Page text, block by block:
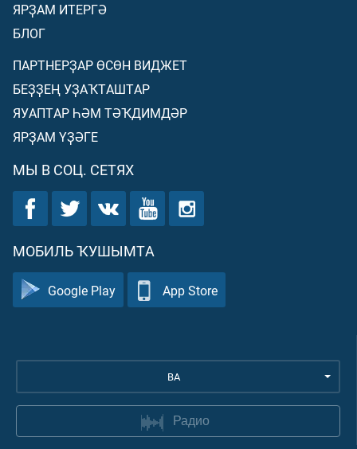
ЯРҘАМ ИТЕРГӘ
БЛОГ
ПАРТНЕРҘАР ӨСӨН ВИДЖЕТ
БЕҘҘЕҢ УҘАҠТАШТАР
ЯУАПТАР ҺӘМ ТӘҠДИМДӘР
ЯРҘАМ ҮҘӘГЕ
МЫ В СОЦ. СЕТЯХ
МОБИЛЬ ҠУШЫМТА
Google Play App Store
BA
Радио